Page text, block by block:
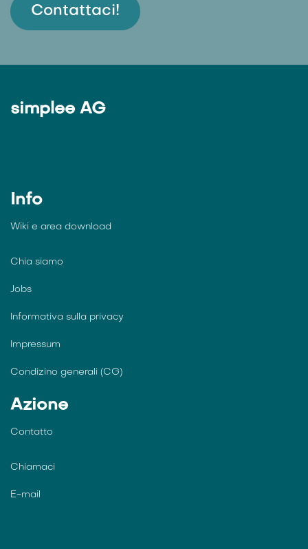
Contattaci!
simplee AG
Info
Wiki e area download
Chia siamo
Jobs
Informativa sulla privacy
Impressum
Condizino generali (CG)
Azione
Contatto
Chiamaci
E-mail